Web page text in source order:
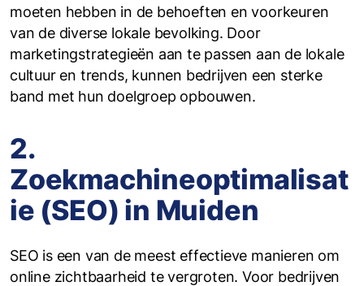
moeten hebben in de behoeften en voorkeuren
van de diverse lokale bevolking. Door
marketingstrategieën aan te passen aan de lokale
cultuur en trends, kunnen bedrijven een sterke
band met hun doelgroep opbouwen.
2.
Zoekmachineoptimalisat
ie (SEO) in Muiden
SEO is een van de meest effectieve manieren om
online zichtbaarheid te vergroten. Voor bedrijven